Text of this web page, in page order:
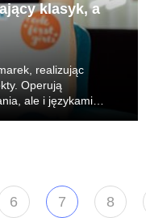
klasyk, a
realizując
Operują
ale i językami
6 7 8